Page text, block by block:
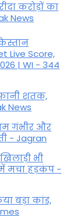
करोड़ों का
News
Live Score,
| WI - 344
शतक,
News
गंभीर और
- Jagran
भी
मचा हड़कंप -
बड़ा कांड,